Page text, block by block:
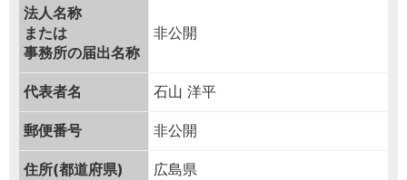
法人名称
または
事務所の届出名称
非公開
代表者名 石山 洋平
郵便番号 非公開
住所(都道府県) 広島県